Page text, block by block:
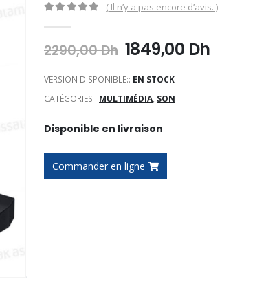
( Il n’y a pas encore d’avis. )
2290,00Dh Le
initial
était :
1849,00 DhLe
VERSION DISPONIBLE:: EN STOCK
CATÉGORIES : MULTIMÉDIA, SON
Disponible en livraison
Commander en ligne